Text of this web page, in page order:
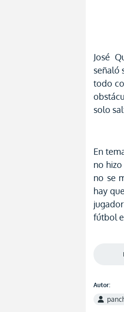
José
señaló
todo
solo
En
no
no se
hay
fútbol
Autor: